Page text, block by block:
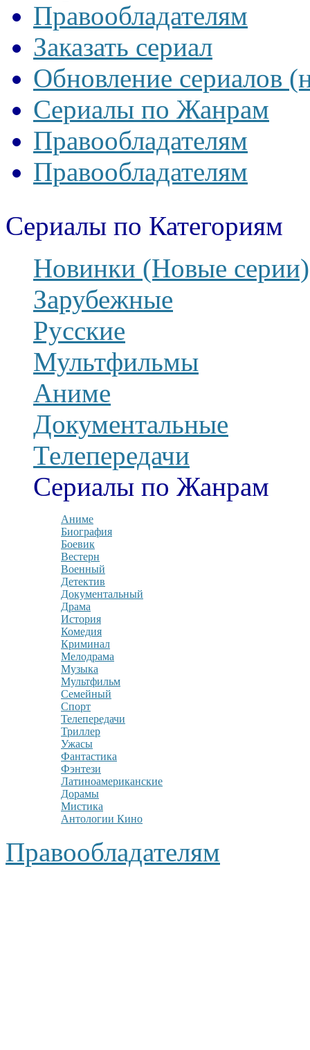
Правообладателям
Заказать сериал
Обновление сериалов
Сериалы по Жанрам
Правообладателям
Правообладателям
Сериалы по Категориям
Новинки (Новые серии)
Зарубежные
Русские
Мультфильмы
Аниме
Документальные
Телепередачи
Сериалы по Жанрам
Аниме
Биография
Боевик
Вестерн
Военный
Детектив
Документальный
Драма
История
Комедия
Криминал
Мелодрама
Музыка
Мультфильм
Семейный
Спорт
Телепередачи
Триллер
Ужасы
Фантастика
Фэнтези
Латиноамериканские
Дорамы
Мистика
Антологии Кино
Правообладателям